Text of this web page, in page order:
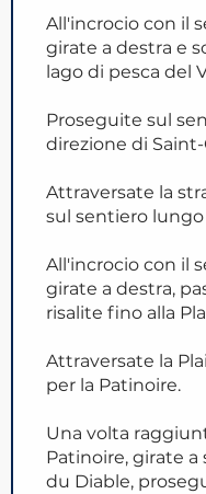
All'incrocio con il
girate a destra e
lago di pesca del
Proseguite sul
direzione di Saint-
Attraversate la
sul sentiero
All'incrocio con il
girate a destra,
risalite fino alla
Attraversate la
per la Patinoire.
Una volta
Patinoire, girate a
du Diable,